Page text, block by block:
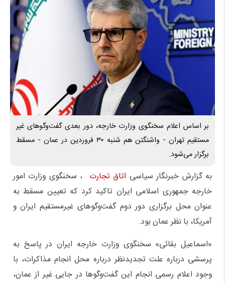
بر اساس اعلام سخنگوی وزارت خارجه، دور بعدی گفت‌وگوهای غیر
مستقیم تهران - واشنگتن هم شنبه ۳۰ فروردین در عمان - مسقط
برگزار می‌شود.
به گزارش خبرنگار سیاسی اتاق تجارت ، سخنگوی وزارت امور
خارجه جمهوری اسلامی ایران تاکید کرد که تعیین مسقط به
عنوان محل برگزاری دور دوم گفت‌وگوهای غیرمستقیم ایران و
آمریکا، با نظر عمان بود.
«اسماعیل بقائی» سخنگوی وزارت خارجه ایران در پاسخ به
پرسشی درباره علت تجدیدنظر درباره محل انجام مذاکرات، با
وجود اعلام رسمی انجام این گفت‌وگوها در جایی غیر از عمان،